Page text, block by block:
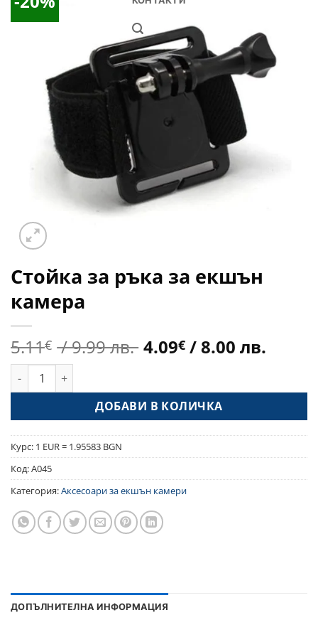
Желани
Стойка за ръка за екшън
камера
5.11€ / 9.99 лв. Original
5.11€
/
9.99 лв..
4.09€ / 8.00 лв.
4.09€
/
8.00
количество за Стойка за ръка за екшън камера
ДОБАВИ В КОЛИЧКА
Курс: 1 EUR = 1.95583 BGN
Код:A045
Категория:Аксесоари за екшън камери
ДОПЪЛНИТЕЛНА ИНФОРМАЦИЯ